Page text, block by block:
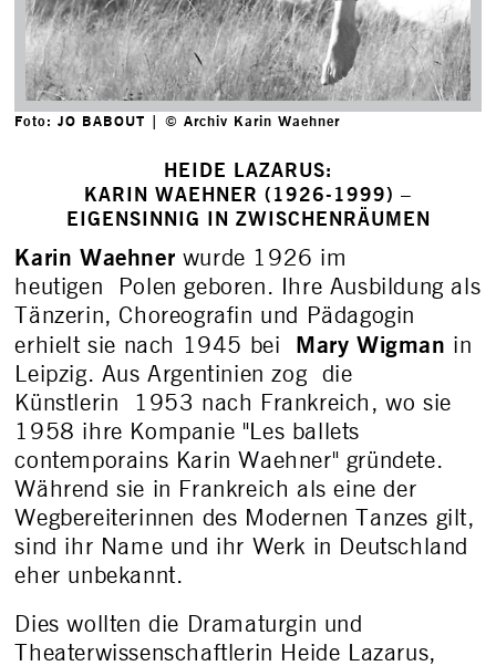
Foto: JO BABOUT | © Archiv Karin Waehner
HEIDE LAZARUS:
KARIN WAEHNER (1926-1999) –
EIGENSINNIG IN ZWISCHENRÄUMEN
Karin Waehner wurde 1926 im
heutigen Polen geboren. Ihre Ausbildung als
Tänzerin, Choreografin und Pädagogin
erhielt sie nach 1945 bei Mary Wigman in
Leipzig. Aus Argentinien zog die
Künstlerin 1953 nach Frankreich, wo sie
1958 ihre Kompanie "Les ballets
contemporains Karin Waehner" gründete.
Während sie in Frankreich als eine der
Wegbereiterinnen des Modernen Tanzes gilt,
sind ihr Name und ihr Werk in Deutschland
eher unbekannt.
Dies wollten die Dramaturgin und
Theaterwissenschaftlerin Heide Lazarus,